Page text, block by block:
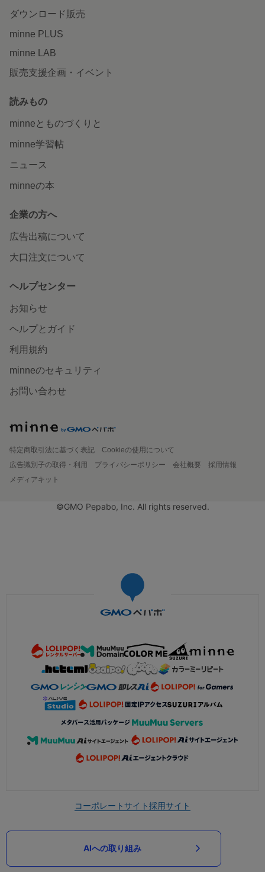
ダウンロード販売
minne PLUS
minne LAB
販売支援企画・イベント
読みもの
minneとものづくりと
minne学習帖
ニュース
minneの本
企業の方へ
広告出稿について
大口注文について
ヘルプセンター
お知らせ
ヘルプとガイド
利用規約
minneのセキュリティ
お問い合わせ
特定商取引法に基づく表記
Cookieの使用について
広告識別子の取得・利用
プライバシーポリシー 会社概要
採用情報
メディアキット
©GMO Pepabo, Inc. All rights reserved.
コーポレートサイト採用サイト
AIへの取り組み